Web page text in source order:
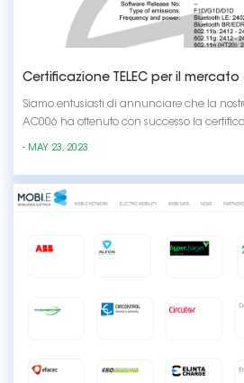
Certificazione TELEC per il
Siamo entusiasti di annunciare che la
AC006 ha ottenuto con successo la
ricarica all'avanguardia ch...
- MAY 23, 2023